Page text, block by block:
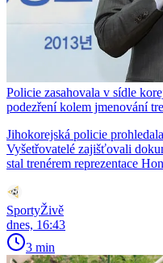
Policie zasahovala v sídle
podezření kolem jmenování
Jihokorejská policie
Vyšetřovatelé zajišťovali
stal trenérem reprezentace
SportyŽivě
dnes, 16:43
3 min